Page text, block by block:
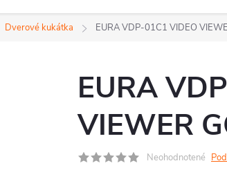
Dverové kukátka EURA VDP-01C1 VIDEO
EURA
VIEWER
Neohodnotené